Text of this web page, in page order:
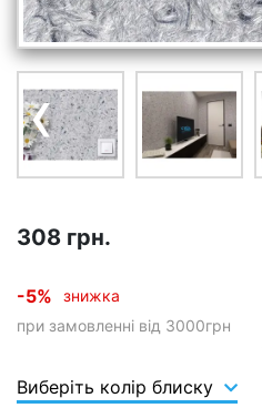
‹
308 грн.
-5%
знижка
при замовленні від 3000грн
Виберіть колір блиску